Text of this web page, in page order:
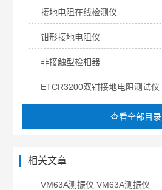
接地电阻在线检测仪
钳形接地电阻仪
非接触型检相器
ETCR3200双钳接地电阻测试仪
查看全部目录
相关文章
VM63A测振仪 VM63A测振仪